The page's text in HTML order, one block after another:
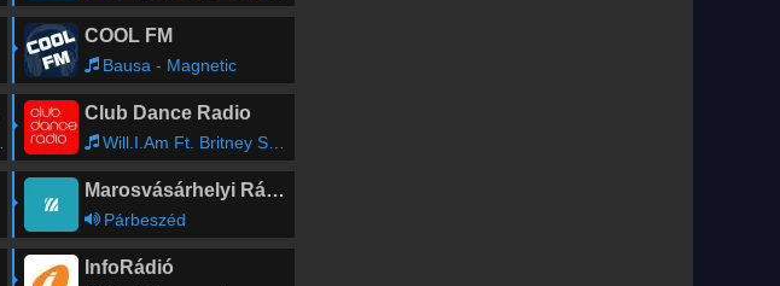
COOL FM
Bausa - Magnetic
Club Dance Radio
Will.I.Am Ft. Britney Spears - Scream and Shout (Radio Edit)
Marosvásárhelyi Rádió
Párbeszéd
InfoRádió